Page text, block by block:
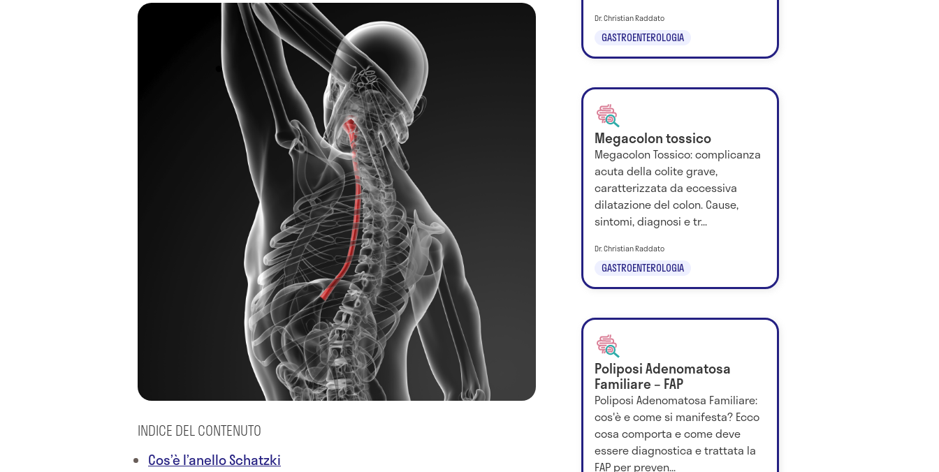
INDICE DEL CONTENUTO
Cos’è l’anello Schatzki
GASTROENTEROLOGIA
Dr. Christian Raddato
Megacolon tossico
Megacolon Tossico: complicanza
acuta della colite grave,
caratterizzata da eccessiva
dilatazione del colon. Cause,
sintomi, diagnosi e tr...
GASTROENTEROLOGIA
Dr. Christian Raddato
Poliposi Adenomatosa
Familiare – FAP
Poliposi Adenomatosa Familiare:
cos'è e come si manifesta? Ecco
cosa comporta e come deve
essere diagnostica e trattata la
FAP per preven...